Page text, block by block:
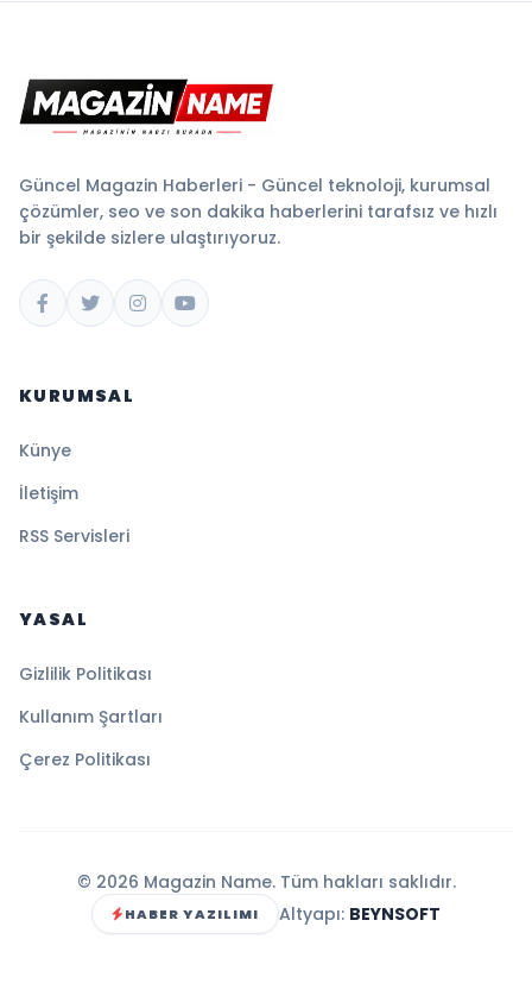
Güncel Magazin Haberleri - Güncel teknoloji, kurumsal
çözümler, seo ve son dakika haberlerini tarafsız ve hızlı
bir şekilde sizlere ulaştırıyoruz.
KURUMSAL
Künye
İletişim
RSS Servisleri
YASAL
Gizlilik Politikası
Kullanım Şartları
Çerez Politikası
© 2026 Magazin Name. Tüm hakları saklıdır.
HABER YAZILIMI Altyapı: BEYNSOFT